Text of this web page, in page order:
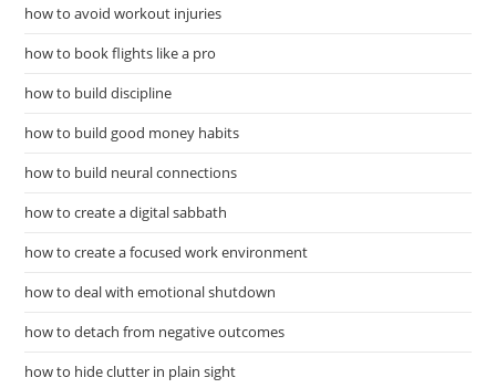
how to avoid workout injuries
how to book flights like a pro
how to build discipline
how to build good money habits
how to build neural connections
how to create a digital sabbath
how to create a focused work environment
how to deal with emotional shutdown
how to detach from negative outcomes
how to hide clutter in plain sight